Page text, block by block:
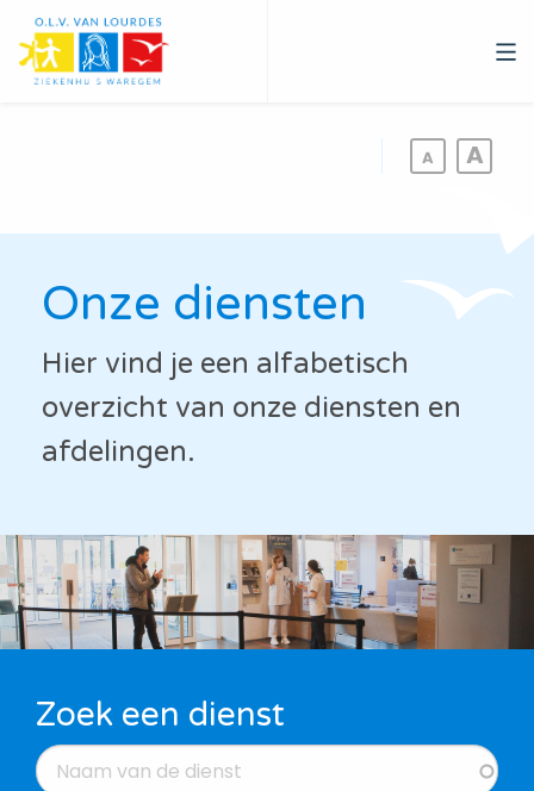
Overslaan
en
naar
Onze diensten
Hier vind je een alfabetisch
overzicht van onze diensten en
afdelingen.
Zoek een dienst